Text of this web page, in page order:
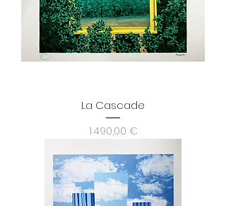
La Cascade
Prix
1 490,00 €